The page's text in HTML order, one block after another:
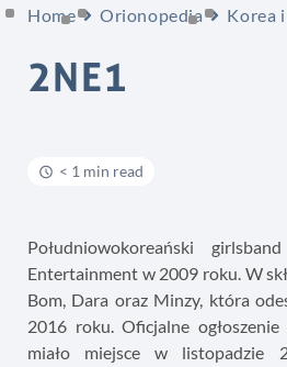
Home Orionopedia Korea
2NE1
< 1 min read
Południowokoreański
Entertainment w 2009 roku. W
Bom, Dara oraz Minzy, która
2016 roku. Oficjalne ogłoszenie
miało miejsce w listopadzie